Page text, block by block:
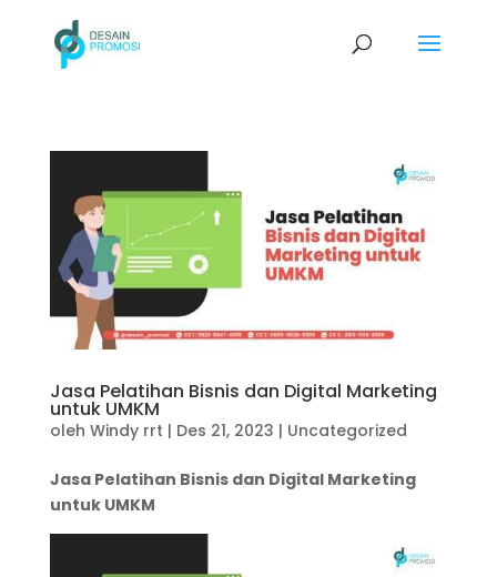
Jasa Pelatihan Bisnis dan Digital Marketing
untuk UMKM
oleh Windy rrt | Des 21, 2023 | Uncategorized
Jasa Pelatihan Bisnis dan Digital Marketing
untuk UMKM